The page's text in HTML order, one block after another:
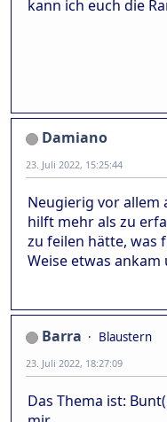
kann ich euch die
Damiano
23. Juli 2022, 15:25:44
Neugierig vor allem
hilft mehr als zu
zu feilen hätte, was
Weise etwas ankam
Barra
Blaustern
23. Juli 2022, 18:27:09
Das Thema ist: